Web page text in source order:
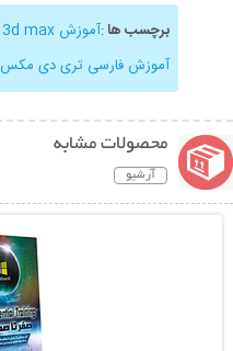
برچسب ها:آموزش 3d max
آموزش فارسی تری دی مکس
محصولات مشابه
آرشیو